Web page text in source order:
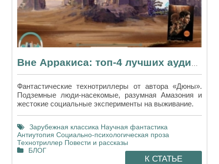
Фантастические технотриллеры от автора «Дюны».
Подземные люди-насекомые, разумная Амазония и
жестокие социальные эксперименты на выживание.
Зарубежная классика Научная фантастика
Антиутопия Социально-психологическая проза
Технотриллер Повести и рассказы
БЛОГ
К СТАТЬЕ